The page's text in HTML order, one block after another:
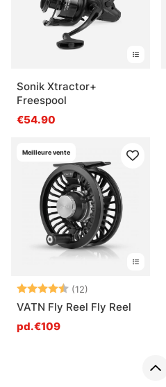
Sonik Xtractor+
Freespool
€54.90
Meilleure vente
Note: (12)
VATN Fly Reel Fly Reel
pd.€109